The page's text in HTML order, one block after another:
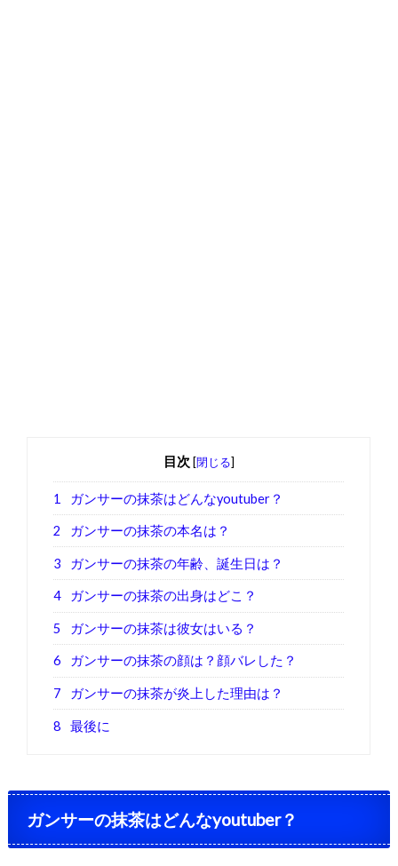
目次 [閉じる]
1 ガンサーの抹茶はどんなyoutuber？
2 ガンサーの抹茶の本名は？
3 ガンサーの抹茶の年齢、誕生日は？
4 ガンサーの抹茶の出身はどこ？
5 ガンサーの抹茶は彼女はいる？
6 ガンサーの抹茶の顔は？顔バレした？
7 ガンサーの抹茶が炎上した理由は？
8 最後に
ガンサーの抹茶はどんなyoutuber？